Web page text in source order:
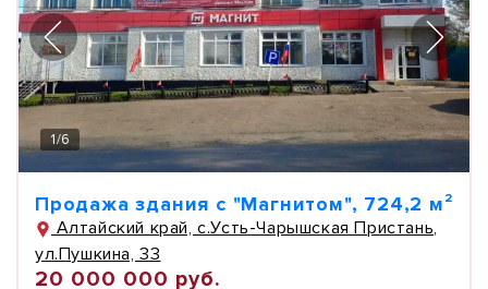
1/6
Продажа здания с "Магнитом", 724,2 м²
Алтайский край, с.Усть-Чарышская Пристань,
ул.Пушкина, 33
20 000 000 руб.